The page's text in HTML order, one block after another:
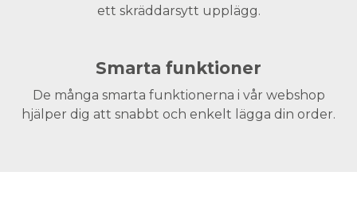
ett skräddarsytt upplägg.
Smarta funktioner
De många smarta funktionerna i vår webshop
hjälper dig att snabbt och enkelt lägga din order.